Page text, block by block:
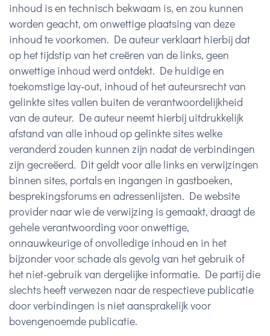
inhoud is en technisch bekwaam is, en zou kunnen
worden geacht, om onwettige plaatsing van deze
inhoud te voorkomen. De auteur verklaart hierbij dat
op het tijdstip van het creëren van de links, geen
onwettige inhoud werd ontdekt. De huidige en
toekomstige lay-out, inhoud of het auteursrecht van
gelinkte sites vallen buiten de verantwoordelijkheid
van de auteur. De auteur neemt hierbij uitdrukkelijk
afstand van alle inhoud op gelinkte sites welke
veranderd zouden kunnen zijn nadat de verbindingen
zijn gecreëerd. Dit geldt voor alle links en verwijzingen
binnen sites, portals en ingangen in gastboeken,
besprekingsforums en adressenlijsten. De website
provider naar wie de verwijzing is gemaakt, draagt de
gehele verantwoording voor onwettige,
onnauwkeurige of onvolledige inhoud en in het
bijzonder voor schade als gevolg van het gebruik of
het niet-gebruik van dergelijke informatie. De partij die
slechts heeft verwezen naar de respectieve publicatie
door verbindingen is niet aansprakelijk voor
bovengenoemde publicatie.